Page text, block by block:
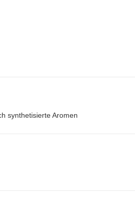
synthetisierte Aromen